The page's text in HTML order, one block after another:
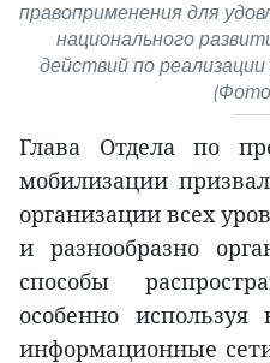
правоприменения для
национального
действий по
Глава Отдела по
мобилизации
организации всех
и разнообразно
способы
особенно
информационные